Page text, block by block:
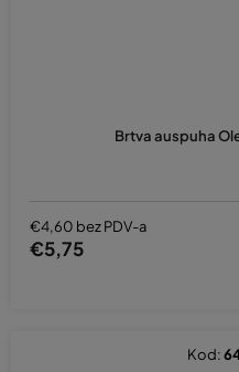
Brtva auspuha
€4,60 bez PDV-a
€5,75
Kod: